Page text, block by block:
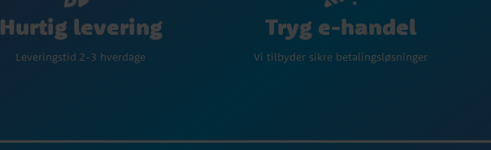
Hurtig levering
Leveringstid 2-3 hverdage
Tryg e-handel
Vi tilbyder sikre betalingsløsninger